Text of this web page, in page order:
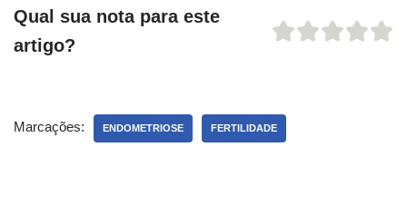
Qual sua nota para este
artigo?
Marcações: ENDOMETRIOSE FERTILIDADE